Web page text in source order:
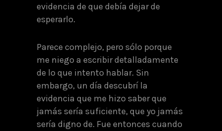
evidencia de que debía dejar de
esperarlo.
Parece complejo, pero sólo porque
me niego a escribir detalladamente
de lo que intento hablar. Sin
embargo, un día descubrí la
evidencia que me hizo saber que
jamás sería suficiente, que yo jamás
sería digno de. Fue entonces cuando